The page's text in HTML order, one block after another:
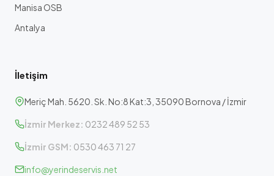
Manisa OSB
Antalya
İletişim
Meriç Mah. 5620. Sk. No:8 Kat:3, 35090 Bornova / İzmir
İzmir Merkez: 0232 489 52 53
İzmir GSM: 0530 463 71 27
info@yerindeservis.net